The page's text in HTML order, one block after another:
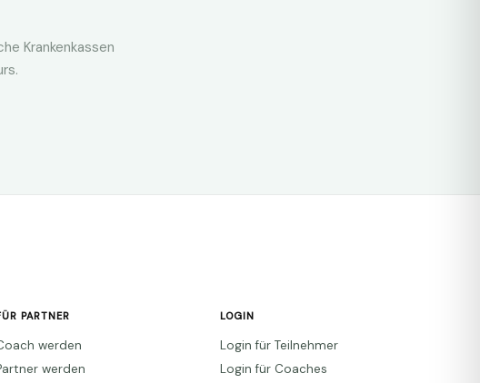
Krankenkassen
PARTNER
werden
werden
LOGIN
Login für Teilnehmer
Login für Coaches